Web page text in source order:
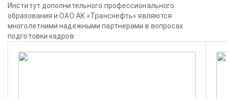
Институт дополнительного профессионального
образования и ОАО АК «Транснефть» являются
многолетними надежными партнерами в вопросах
подготовки кадров.